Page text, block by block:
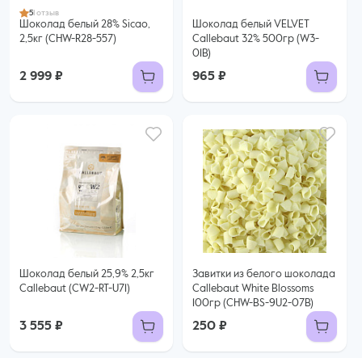
5 1 отзыв
Шоколад белый 28% Sicao,
2,5кг (CHW-R28-557)
2 999 ₽
Шоколад белый VELVET
Callebaut 32% 500гр (W3-
01B)
965 ₽
Шоколад белый 25,9% 2,5кг
Callebaut (CW2-RT-U71)
3 555 ₽
Завитки из белого шоколада
Callebaut White Blossoms
100гр (CHW-BS-9U2-07B)
250 ₽